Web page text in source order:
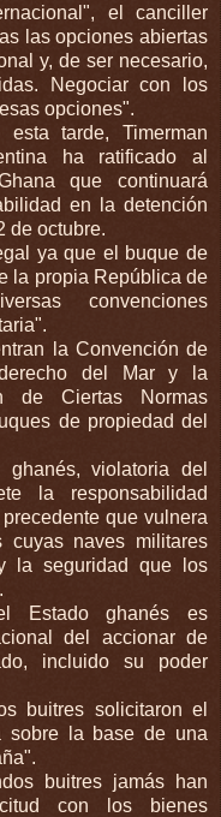
el canciller
las opciones abiertas
y, de ser necesario,
Negociar con los
opciones".
tarde, Timerman
ha ratificado al
que continuará
en la detención
de octubre.
ya que el buque de
la propia República de
convenciones
la Convención de
del Mar y la
de Ciertas Normas
de propiedad del
violatoria del
la responsabilidad
que vulnera
cuyas naves militares
la seguridad que los
Estado ghanés es
del accionar de
incluido su poder
buitres solicitaron el
sobre la base de una
buitres jamás han
con los bienes